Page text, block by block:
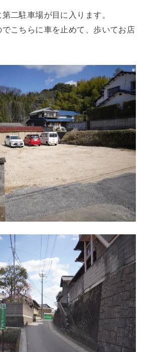
二駐車場が目に入ります。
こちらに車を止めて、歩いてお店